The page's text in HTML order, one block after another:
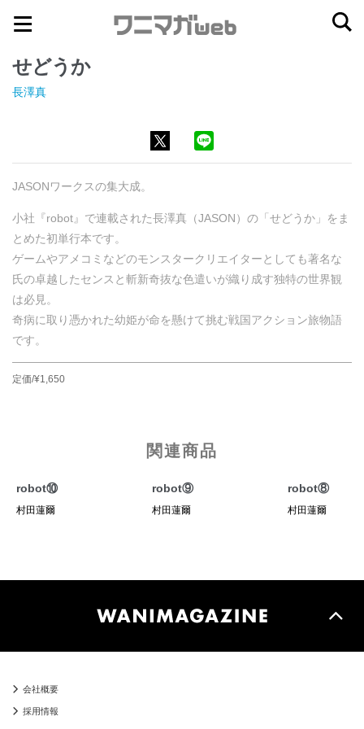
ナ
ゲ
ー
へ
キ
プ
コ
テ
ン
キ
プ
せどうか
長澤真
JASONワークスの集大成。
小社『robot』で連載された長澤真（JASON）の「せどうか」をま
とめた初単行本です。
ゲームやアメコミなどのモンスタークリエイターとしても著名な
氏の卓越したセンスと斬新奇抜な色遣いが織り成す独特の世界観
は必見。
奇病に取り憑かれた幼姫が命を懸けて挑む戦国アクション旅物語
です。
定価/¥1,650
関連商品
robot⑩
村田蓮爾
robot⑨
村田蓮爾
robot⑧
村田蓮爾
会社概要
採用情報